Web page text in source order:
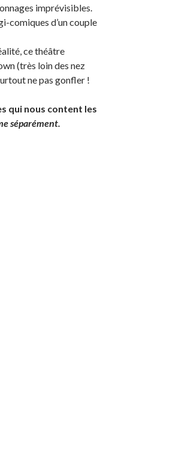
imprévisibles.
comiques d’un couple
ce théâtre
(très loin des nez
ne pas gonfler !
qui nous content les
séparément.